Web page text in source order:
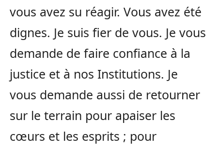
vous avez su réagir. Vous avez été
dignes. Je suis fier de vous. Je vous
demande de faire confiance à la
justice et à nos Institutions. Je
vous demande aussi de retourner
sur le terrain pour apaiser les
cœurs et les esprits ; pour